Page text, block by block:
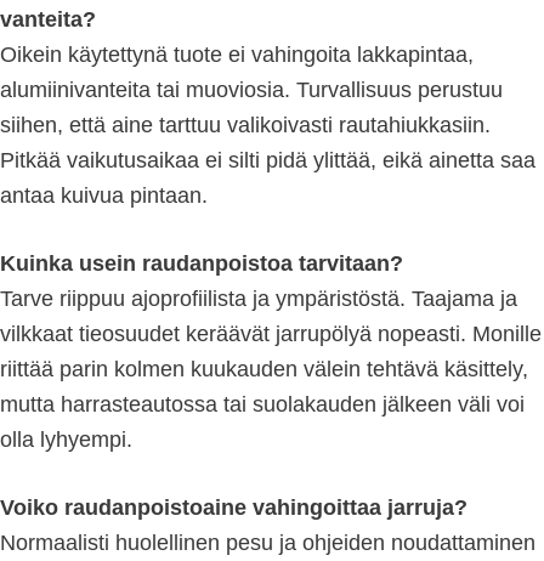
vanteita?
Oikein käytettynä tuote ei vahingoita lakkapintaa,
alumiinivanteita tai muoviosia. Turvallisuus perustuu
siihen, että aine tarttuu valikoivasti rautahiukkasiin.
Pitkää vaikutusaikaa ei silti pidä ylittää, eikä ainetta saa
antaa kuivua pintaan.
Kuinka usein raudanpoistoa tarvitaan?
Tarve riippuu ajoprofiilista ja ympäristöstä. Taajama ja
vilkkaat tieosuudet keräävät jarrupölyä nopeasti. Monille
riittää parin kolmen kuukauden välein tehtävä käsittely,
mutta harrasteautossa tai suolakauden jälkeen väli voi
olla lyhyempi.
Voiko raudanpoistoaine vahingoittaa jarruja?
Normaalisti huolellinen pesu ja ohjeiden noudattaminen